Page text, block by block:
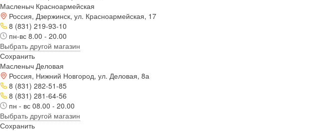
Масленыч Красноармейская
Россия, Дзержинск, ул. Красноармейская, 17
8 (831) 219-93-10
пн-вс 8.00 - 20.00
Выбрать другой магазин
Сохранить
Масленыч Деловая
Россия, Нижний Новгород, ул. Деловая, 8а
8 (831) 282-51-85
8 (831) 281-64-56
пн - вс 08.00 - 20.00
Выбрать другой магазин
Сохранить